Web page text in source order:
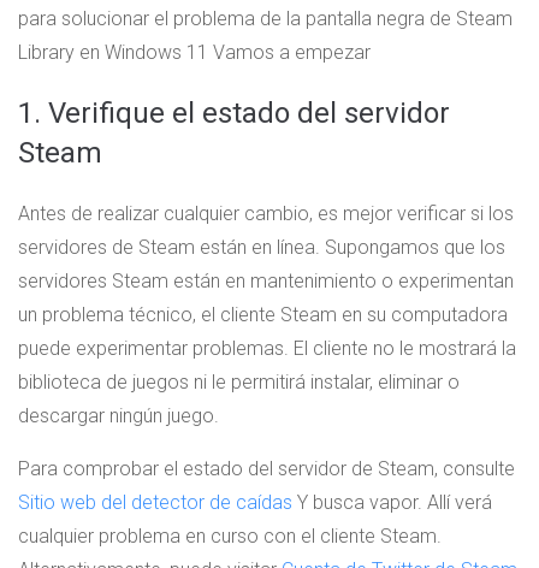
para solucionar el problema de la pantalla negra de Steam
Library en Windows 11 Vamos a empezar
1. Verifique el estado del servidor
Steam
Antes de realizar cualquier cambio, es mejor verificar si los
servidores de Steam están en línea. Supongamos que los
servidores Steam están en mantenimiento o experimentan
un problema técnico, el cliente Steam en su computadora
puede experimentar problemas. El cliente no le mostrará la
biblioteca de juegos ni le permitirá instalar, eliminar o
descargar ningún juego.
Para comprobar el estado del servidor de Steam, consulte
Sitio web del detector de caídas Y busca vapor. Allí verá
cualquier problema en curso con el cliente Steam.